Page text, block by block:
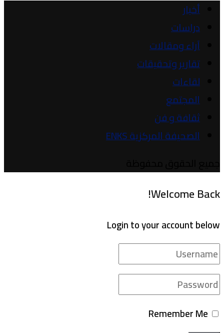
أخبار
دراسات
آراء ومقالات
تقارير وتحقيقات
لقاءات
المجتمع
ثقافة و فن
الصحيفة المركزية ENKS
Welcome Back!
Login to your account below
Remember Me